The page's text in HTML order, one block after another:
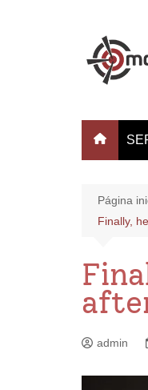
Página
Finally,
admin